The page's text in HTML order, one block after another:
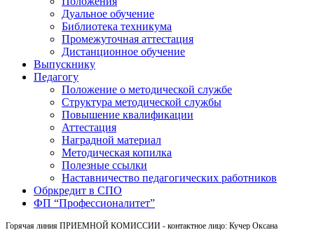
Дуальное обучение
Библиотека техникума
Промежуточная аттестация
Дистанционное обучение
Выпускнику
Педагогу
Положение о методической службе
Структура методической службы
Повышение квалификации
Аттестация
Наградной материал
Методическая копилка
Полезные ссылки
Наставничество педагогических работников
Обркредит в СПО
ФП “Профессионалитет”
Горячая линия ПРИЕМНОЙ КОМИССИИ - контактное лицо: Кучер Оксана